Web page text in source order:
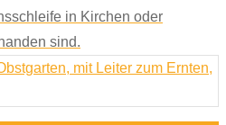
in Kirchen oder
sind.